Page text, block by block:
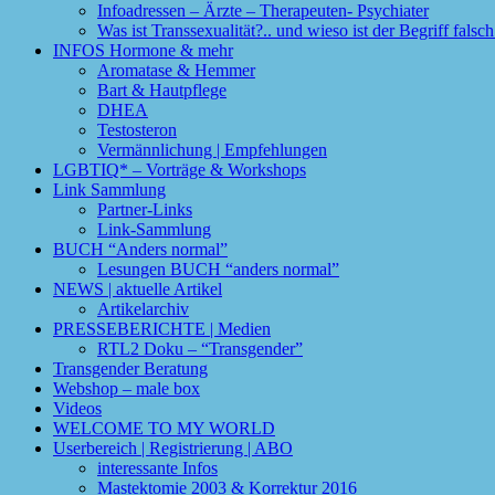
Infoadressen – Ärzte – Therapeuten- Psychiater
Was ist Transsexualität?.. und wieso ist der Begriff
INFOS Hormone & mehr
Aromatase & Hemmer
Bart & Hautpflege
DHEA
Testosteron
Vermännlichung | Empfehlungen
LGBTIQ* – Vorträge & Workshops
Link Sammlung
Partner-Links
Link-Sammlung
BUCH “Anders normal”
Lesungen BUCH “anders normal”
NEWS | aktuelle Artikel
Artikelarchiv
PRESSEBERICHTE | Medien
RTL2 Doku – “Transgender”
Transgender Beratung
Webshop – male box
Videos
WELCOME TO MY WORLD
Userbereich | Registrierung | ABO
interessante Infos
Mastektomie 2003 & Korrektur 2016